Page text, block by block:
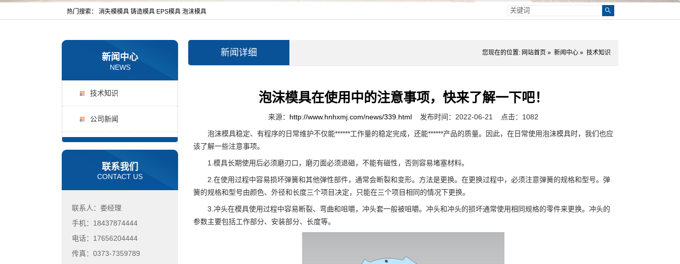
热门搜索： 消失模模具 铸造模具 EPS模具 泡沫模具
新闻中心
NEWS
技术知识
公司新闻
联系我们
CONTACT US
联系人：娄经理
手机：18437874444
电话：17656204444
传真：0373-7359789
您现在的位置: 网站首页 » 新闻中心 » 技术知识
新闻详细
泡沫模具在使用中的注意事项，快来了解一下吧！
来源： http://www.hnhxmj.com/news/339.html 发布时间：2022-06-21 点击：1082
泡沫模具稳定、有程序的日常维护不仅能******工作量的稳定完成，还能******产品的质量。因此，在日常使用泡沫模具时，我们也应
该了解一些注意事项。
1.模具长期使用后必须磨刃口，磨刃面必须退磁，不能有磁性，否则容易堵塞材料。
2.在使用过程中容易损坏弹簧和其他弹性部件，通常会断裂和变形。方法是更换。在更换过程中，必须注意弹簧的规格和型号。弹
簧的规格和型号由颜色、外径和长度三个项目决定，只能在三个项目相同的情况下更换。
3.冲头在模具使用过程中容易断裂、弯曲和咀嚼，冲头套一般被咀嚼。冲头和冲头的损坏通常使用相同规格的零件来更换。冲头的
参数主要包括工作部分、安装部分、长度等。